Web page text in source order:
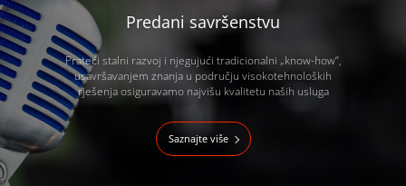
Predani savršenstvu
Prateći stalni razvoj i njegujući tradicionalni „know-how“,
usavršavanjem znanja u području visokotehnoloških
rješenja osiguravamo najvišu kvalitetu naših usluga
Saznajte više